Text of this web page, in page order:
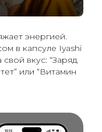
энергией.
в капсуле Iyashi
вкус: “Заряд
или “Витамин